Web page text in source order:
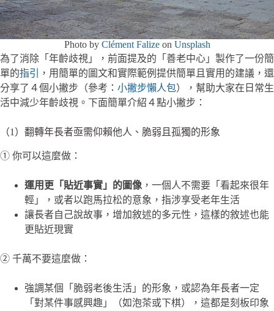
Photo by Clément Falizeon Unsplash
為了消除「年齡歧視」，前面提及的「善老中心」製作了一份簡
單的指引
，用簡單的圖文和實際範例提供簡單且實用的建議，還
分享了４個小撇步（參考： 小撇步懶人包），幫助大家在日常生
活中減少年齡歧視。下面簡單介紹４點小撇步：
（1）翻轉年長者亟需仰賴他人、脆弱且孤獨的形象
① 你可以這麼做：
運用更「貼近事實」的圖像 ，一個人不需要「看起來很年
輕」，或者以跑馬拉松的意象，指涉享受老年生活
讓長者自己說故事，增加敘述的多元性，這樣的敘述也能
更貼近現實
② 千萬不要這麼做：
強調某個「脆弱老後生活」的形象，或認為年長者一定
「對某件事感興趣」（如泡茶或下棋），這都是刻板印象